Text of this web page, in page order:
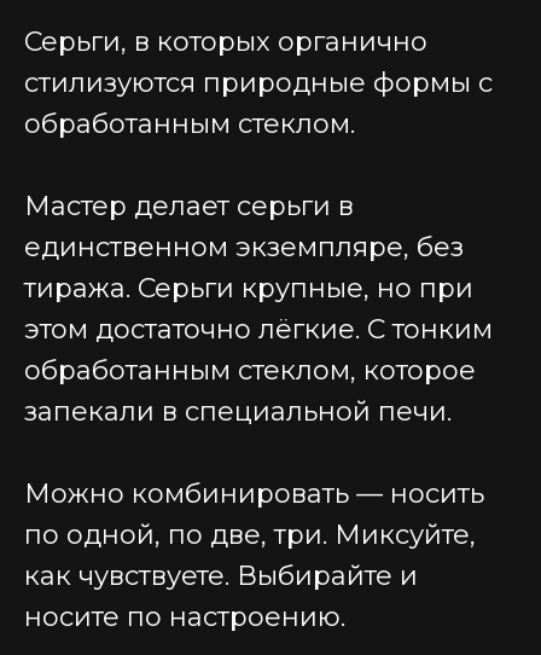
Серьги, в которых органично
стилизуются природные формы с
обработанным стеклом.
Мастер делает серьги в
единственном экземпляре, без
тиража. Серьги крупные, но при
этом достаточно лёгкие. С тонким
обработанным стеклом, которое
запекали в специальной печи.
Можно комбинировать — носить
по одной, по две, три. Миксуйте,
как чувствуете. Выбирайте и
носите по настроению.